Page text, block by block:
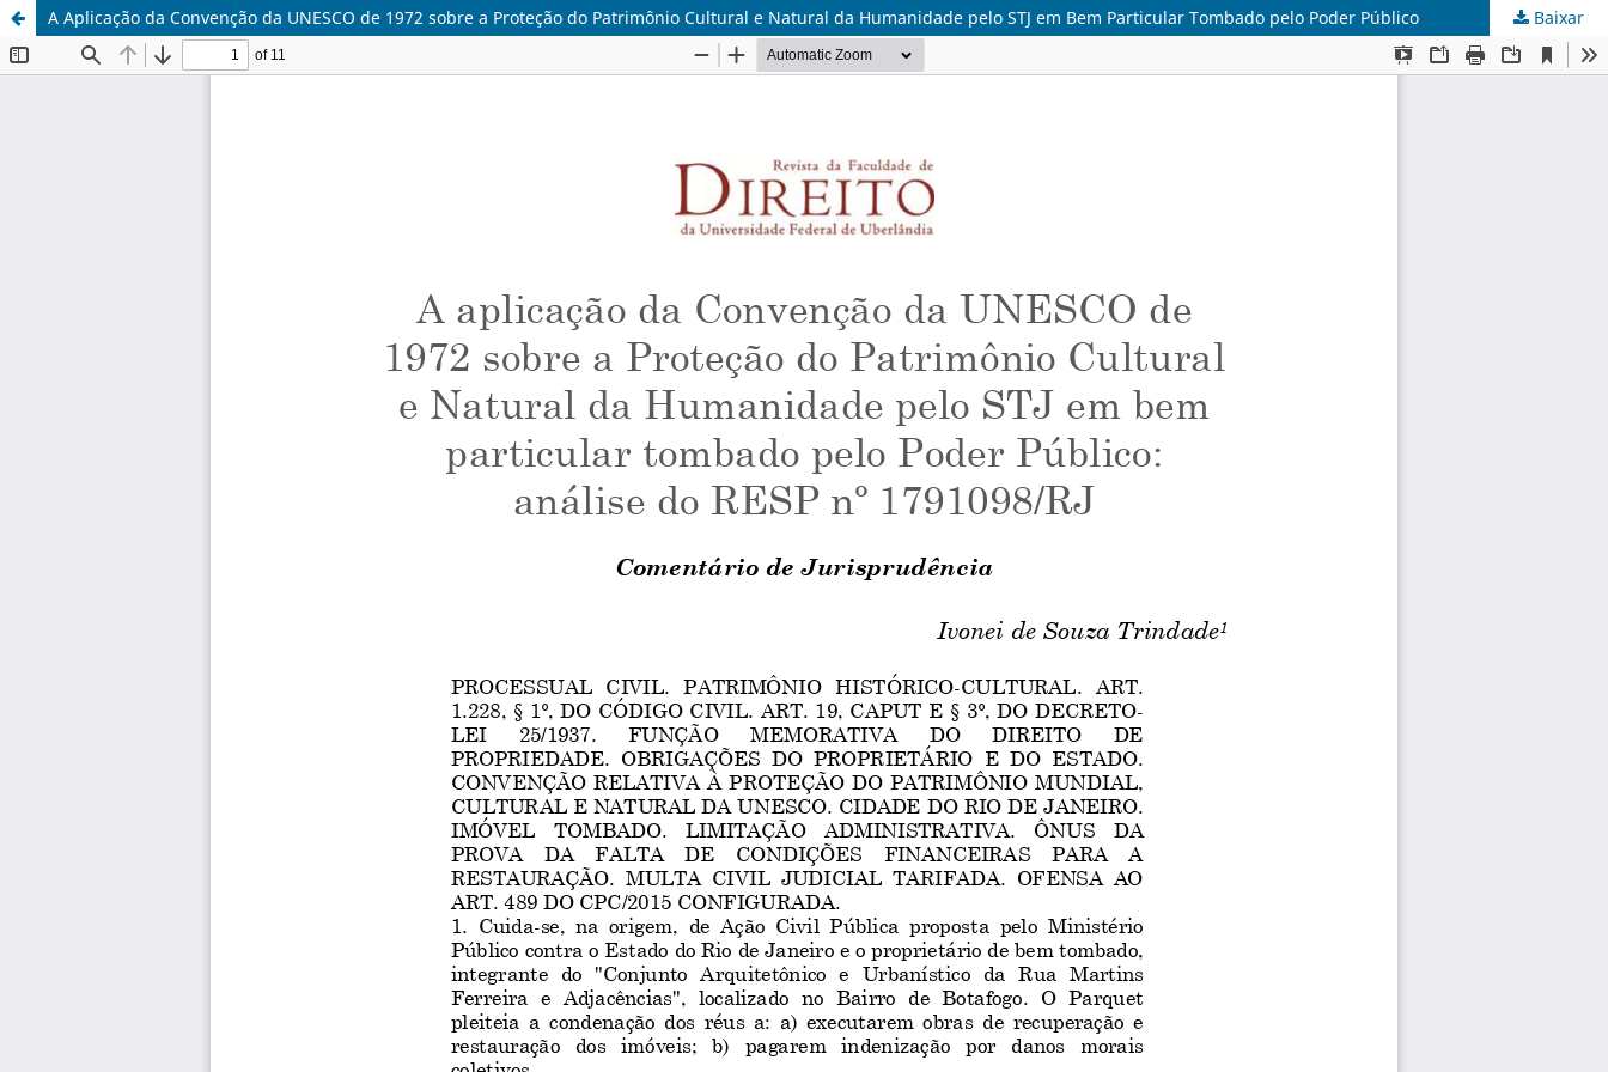
A Aplicação da Convenção da UNESCO de 1972 sobre a Proteção do Patrimônio Cultural e Natural da Humanidade pelo STJ em Bem Particular Tombado pelo Poder Público Baixar